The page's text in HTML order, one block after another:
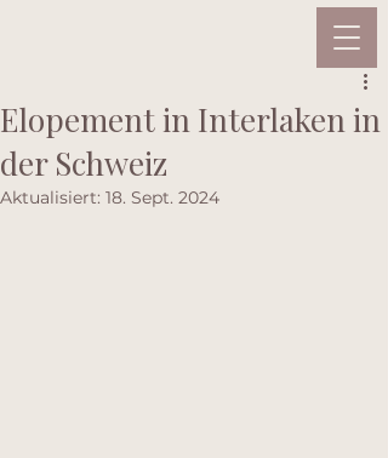
Elopement in Interlaken in
der Schweiz
Aktualisiert: 18. Sept. 2024